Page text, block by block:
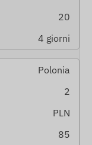
20
4 giorni
Polonia
2
PLN
85